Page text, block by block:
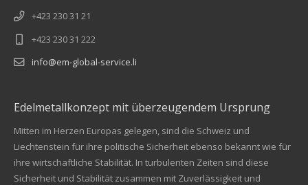
+423 230 31 21
+423 230 31 222
info@em-global-service.li
Edelmetallkonzept mit überzeugendem Ursprung
Mitten im Herzen Europas gelegen, sind die Schweiz und
Liechtenstein für ihre politische Sicherheit ebenso bekannt wie für
ihre wirtschaftliche Stabilität. In turbulenten Zeiten sind diese
Sicherheit und Stabilität zusammen mit Zuverlässigkeit und